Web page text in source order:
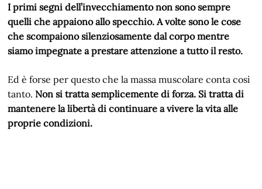
I primi segni dell’invecchiamento non sono sempre
quelli che appaiono allo specchio. A volte sono le cose
che scompaiono silenziosamente dal corpo mentre
siamo impegnate a prestare attenzione a tutto il resto.
Ed è forse per questo che la massa muscolare conta così
tanto. Non si tratta semplicemente di forza. Si tratta di
mantenere la libertà di continuare a vivere la vita alle
proprie condizioni.